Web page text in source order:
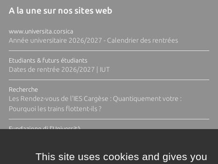
A la une sur nos sites web
www.universita.corsica
Année universitaire 2026/2027 - Calendrier des rentrées
Etudiants & futurs étudiants
Dates de rentrée 2026/2027 | IUT
Recherche
Les Rendez-vous de l'IES Cargèse : Quantiquement votre :
Pourquoi les trains flottent-ils ?
Fundazione di l'Università
This site uses cookies and gives you